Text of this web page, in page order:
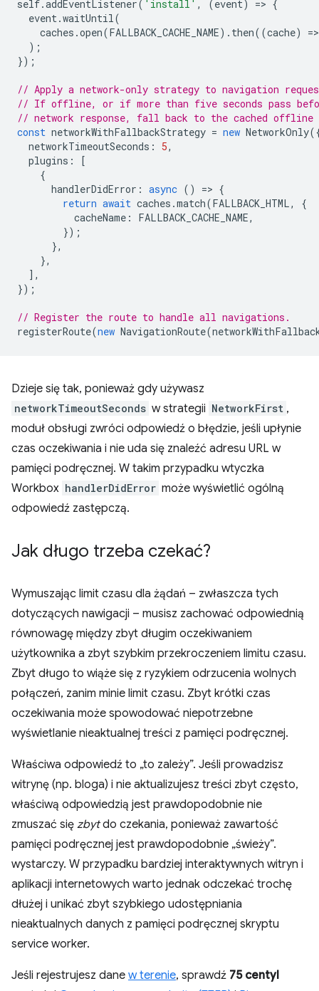
self.addEventListener( 'install' , ( event) => {
event.waitUntil(
caches .open(FALLBACK_CACHE_NAME). then((cache) =>
);
});
// Apply a network-only strategy to navigation
// If offline, or if more than five seconds pass
// network response, fall back to the cached offline
const networkWithFallbackStrategy = new NetworkOnly
networkTimeoutSeconds : 5,
plugins :
[
{
handlerDidError : async () => {
return await caches .match(FALLBACK_HTML,
{
cacheName : FALLBACK_CACHE_NAME,
});
},
},
],
});
// Register the route to handle all navigations.
registerRoute(new NavigationRoute(
Dzieje się tak, ponieważ gdy używasz
networkTimeoutSeconds w strategii NetworkFirst ,
moduł obsługi zwróci odpowiedź o błędzie, jeśli upłynie
czas oczekiwania i nie uda się znaleźć adresu URL w
pamięci podręcznej. W takim przypadku wtyczka
Workbox handlerDidError może wyświetlić ogólną
odpowiedź zastępczą.
Jak długo trzeba czekać?
Wymuszając limit czasu dla żądań – zwłaszcza tych
dotyczących nawigacji – musisz zachować odpowiednią
równowagę między zbyt długim oczekiwaniem
użytkownika a zbyt szybkim przekroczeniem limitu czasu.
Zbyt długo to wiąże się z ryzykiem odrzucenia wolnych
połączeń, zanim minie limit czasu. Zbyt krótki czas
oczekiwania może spowodować niepotrzebne
wyświetlanie nieaktualnej treści z pamięci podręcznej.
Właściwa odpowiedź to „to zależy”. Jeśli prowadzisz
witrynę (np. bloga) i nie aktualizujesz treści zbyt często,
właściwą odpowiedzią jest prawdopodobnie nie
zmuszać się zbytdo czekania, ponieważ zawartość
pamięci podręcznej jest prawdopodobnie „świeży”.
wystarczy. W przypadku bardziej interaktywnych witryn i
aplikacji internetowych warto jednak odczekać trochę
dłużej i unikać zbyt szybkiego udostępniania
nieaktualnych danych z pamięci podręcznej skryptu
service worker.
Jeśli rejestrujesz dane w terenie, sprawdź 75 centyl